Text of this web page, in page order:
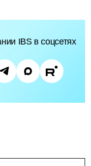
IBS в соцсетях